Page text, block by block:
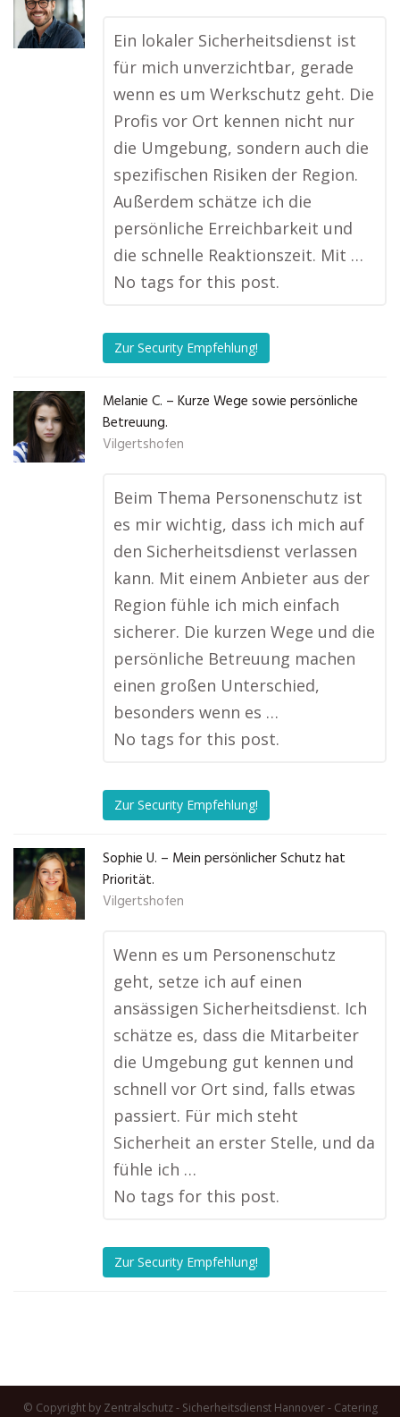
Ein lokaler Sicherheitsdienst ist
für mich unverzichtbar, gerade
wenn es um Werkschutz geht. Die
Profis vor Ort kennen nicht nur
die Umgebung, sondern auch die
spezifischen Risiken der Region.
Außerdem schätze ich die
persönliche Erreichbarkeit und
die schnelle Reaktionszeit. Mit …
No tags for this post.
Zur Security Empfehlung!
Melanie C. – Kurze Wege sowie persönliche
Betreuung.
Vilgertshofen
Beim Thema Personenschutz ist
es mir wichtig, dass ich mich auf
den Sicherheitsdienst verlassen
kann. Mit einem Anbieter aus der
Region fühle ich mich einfach
sicherer. Die kurzen Wege und die
persönliche Betreuung machen
einen großen Unterschied,
besonders wenn es …
No tags for this post.
Zur Security Empfehlung!
Sophie U. – Mein persönlicher Schutz hat
Priorität.
Vilgertshofen
Wenn es um Personenschutz
geht, setze ich auf einen
ansässigen Sicherheitsdienst. Ich
schätze es, dass die Mitarbeiter
die Umgebung gut kennen und
schnell vor Ort sind, falls etwas
passiert. Für mich steht
Sicherheit an erster Stelle, und da
fühle ich …
No tags for this post.
Zur Security Empfehlung!
© Copyright by Zentralschutz - Sicherheitsdienst Hannover - Catering